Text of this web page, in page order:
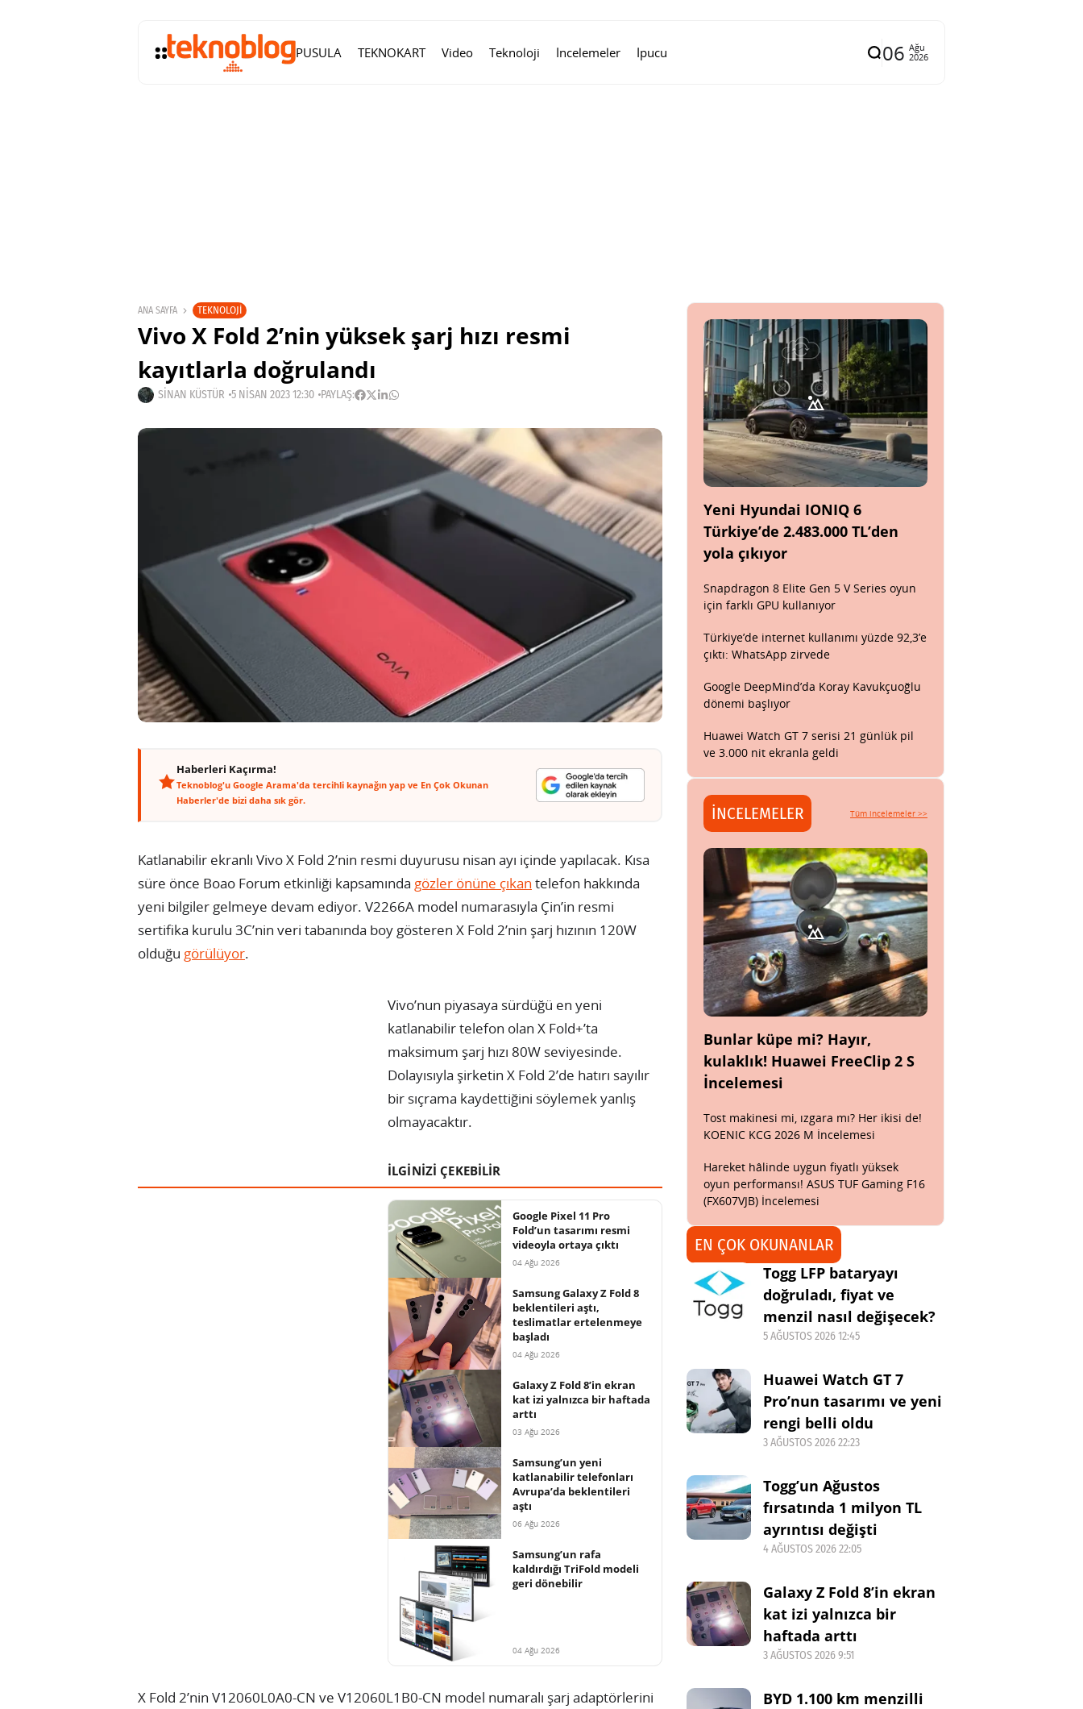
PUSULA TEKNOKART Video Teknoloji İncelemeler İpucu 06 Ağu
2026
ANA SAYFA TEKNOLOJI
Vivo X Fold 2’nin yüksek şarj hızı resmi
kayıtlarla doğrulandı
SINAN KÜSTÜR 5 NISAN 2023 12:30 PAYLAŞ:
Haberleri Kaçırma!
Teknoblog'u Google Arama'da tercihli kaynağın yap ve En Çok Okunan
Haberler'de bizi daha sık gör.
Katlanabilir ekranlı Vivo X Fold 2’nin resmi duyurusu nisan ayı içinde yapılacak. Kısa
süre önce Boao Forum etkinliği kapsamında gözler önüne çıkan telefon hakkında
yeni bilgiler gelmeye devam ediyor. V2266A model numarasıyla Çin’in resmi
sertifika kurulu 3C’nin veri tabanında boy gösteren X Fold 2’nin şarj hızının 120W
olduğu görülüyor.
Vivo’nun piyasaya sürdüğü en yeni
katlanabilir telefon olan X Fold+’ta
maksimum şarj hızı 80W seviyesinde.
Dolayısıyla şirketin X Fold 2’de hatırı sayılır
bir sıçrama kaydettiğini söylemek yanlış
olmayacaktır.
İLGİNİZİ ÇEKEBİLİR
Google Pixel 11 Pro
Fold’un tasarımı resmi
videoyla ortaya çıktı
04 Ağu 2026
Samsung Galaxy Z Fold 8
beklentileri aştı,
teslimatlar ertelenmeye
başladı
04 Ağu 2026
Galaxy Z Fold 8’in ekran
kat izi yalnızca bir haftada
arttı
03 Ağu 2026
Samsung’un yeni
katlanabilir telefonları
Avrupa’da beklentileri
aştı
06 Ağu 2026
Samsung’un rafa
kaldırdığı TriFold modeli
geri dönebilir
04 Ağu 2026
X Fold 2’nin V12060L0A0-CN ve V12060L1B0-CN model numaralı şarj adaptörlerini
Yeni Hyundai IONIQ 6
Türkiye’de 2.483.000 TL’den
yola çıkıyor
Snapdragon 8 Elite Gen 5 V Series oyun
için farklı GPU kullanıyor
Türkiye’de internet kullanımı yüzde 92,3’e
çıktı: WhatsApp zirvede
Google DeepMind’da Koray Kavukçuoğlu
dönemi başlıyor
Huawei Watch GT 7 serisi 21 günlük pil
ve 3.000 nit ekranla geldi
İNCELEMELER Tüm incelemeler >>
Bunlar küpe mi? Hayır,
kulaklık! Huawei FreeClip 2 S
İncelemesi
Tost makinesi mi, ızgara mı? Her ikisi de!
KOENIC KCG 2026 M İncelemesi
Hareket hâlinde uygun fiyatlı yüksek
oyun performansı! ASUS TUF Gaming F16
(FX607VJB) İncelemesi
EN ÇOK OKUNANLAR
Togg LFP bataryayı
doğruladı, fiyat ve
menzil nasıl değişecek?
5 AĞUSTOS 2026 12:45
Huawei Watch GT 7
Pro’nun tasarımı ve yeni
rengi belli oldu
3 AĞUSTOS 2026 22:23
Togg’un Ağustos
fırsatında 1 milyon TL
ayrıntısı değişti
4 AĞUSTOS 2026 22:05
Galaxy Z Fold 8’in ekran
kat izi yalnızca bir
haftada arttı
3 AĞUSTOS 2026 9:51
BYD 1.100 km menzilli